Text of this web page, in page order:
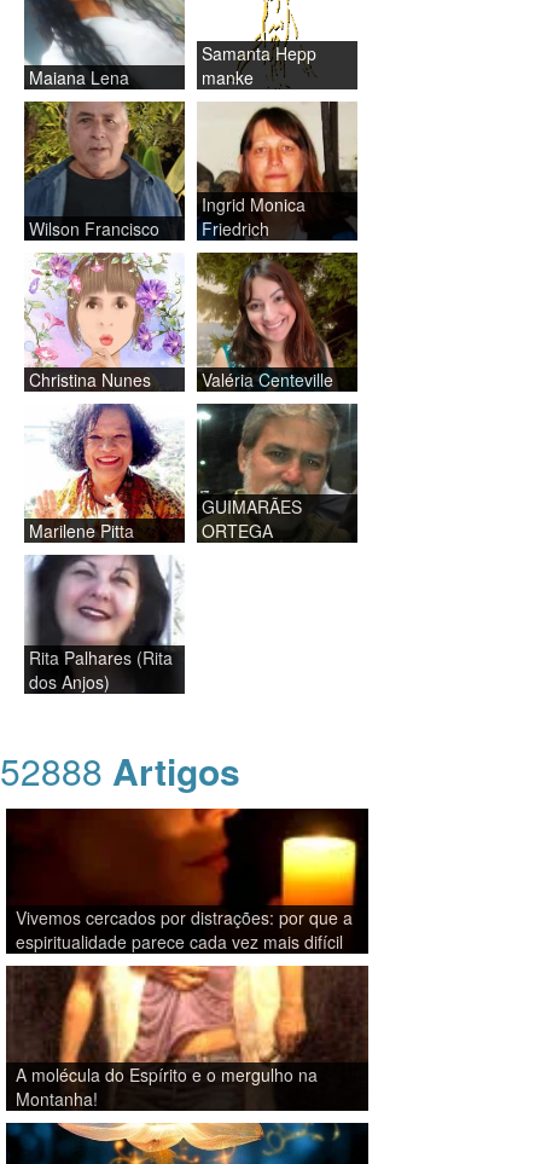
Maiana Lena
Samanta Hepp
manke
Wilson Francisco
Ingrid Monica
Friedrich
Christina Nunes Valéria Centeville
Marilene Pitta
GUIMARÃES
ORTEGA
Rita Palhares (Rita
dos Anjos)
52888 Artigos
Vivemos cercados por distrações: por que a
espiritualidade parece cada vez mais difícil
A molécula do Espírito e o mergulho na
Montanha!